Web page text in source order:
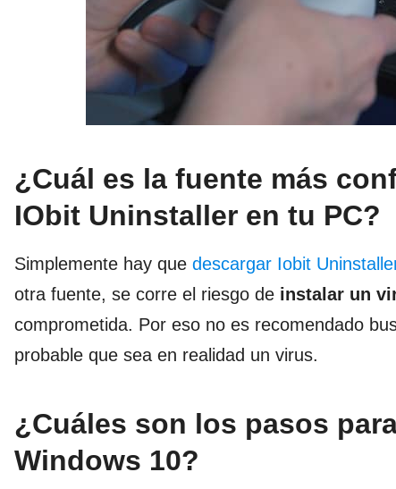
¿Cuál es la fuente más
IObit Uninstaller en tu PC?
Simplemente hay que descargar Iobit
otra fuente, se corre el riesgo de instalar un
comprometida. Por eso no es recomendado
probable que sea en realidad un virus.
¿Cuáles son los pasos
Windows 10?